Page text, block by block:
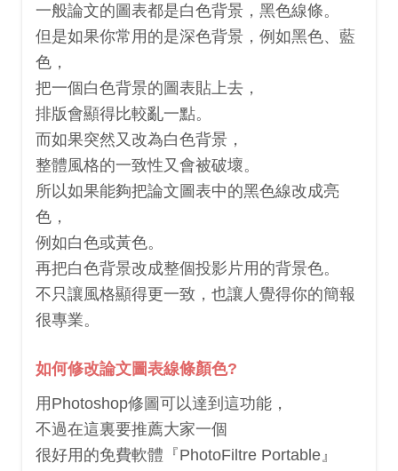
一般論文的圖表都是白色背景，黑色線條。
但是如果你常用的是深色背景，例如黑色、藍
色，
把一個白色背景的圖表貼上去，
排版會顯得比較亂一點。
而如果突然又改為白色背景，
整體風格的一致性又會被破壞。
所以如果能夠把論文圖表中的黑色線改成亮
色，
例如白色或黃色。
再把白色背景改成整個投影片用的背景色。
不只讓風格顯得更一致，也讓人覺得你的簡報
很專業。
如何修改論文圖表線條顏色?
用Photoshop修圖可以達到這功能，
不過在這裏要推薦大家一個
很好用的免費軟體『PhotoFiltre Portable』